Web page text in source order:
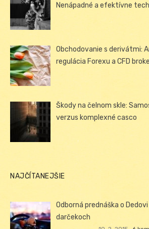
Nenápadné a efektívne
Obchodovanie s derivátmi:
regulácia Forexu a CFD
Škody na čelnom skle:
verzus komplexné casco
NAJČÍTANEJŠIE
Odborná prednáška o
darčekoch